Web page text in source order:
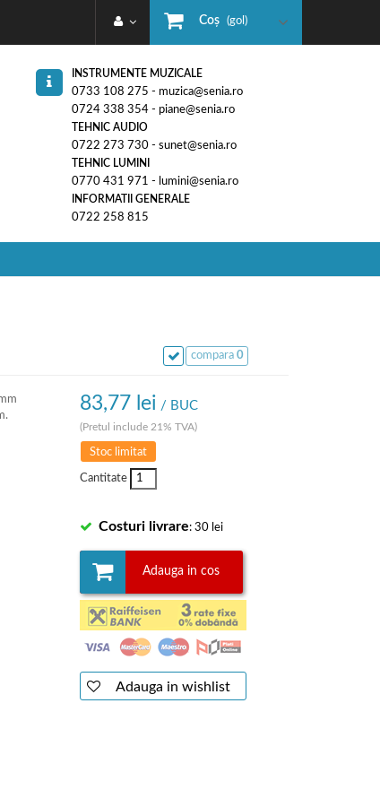
Coş (gol)
INSTRUMENTE MUZICALE
0733 108 275 - muzica@senia.ro
0724 338 354 - piane@senia.ro
TEHNIC AUDIO
0722 273 730 - sunet@senia.ro
TEHNIC LUMINI
0770 431 971 - lumini@senia.ro
INFORMATII GENERALE
0722 258 815
compara 0
83,77 lei / BUC
(Pretul include 21% TVA)
Stoc limitat
Cantitate
Costuri livrare: 30 lei
Adauga in cos
Adauga in wishlist